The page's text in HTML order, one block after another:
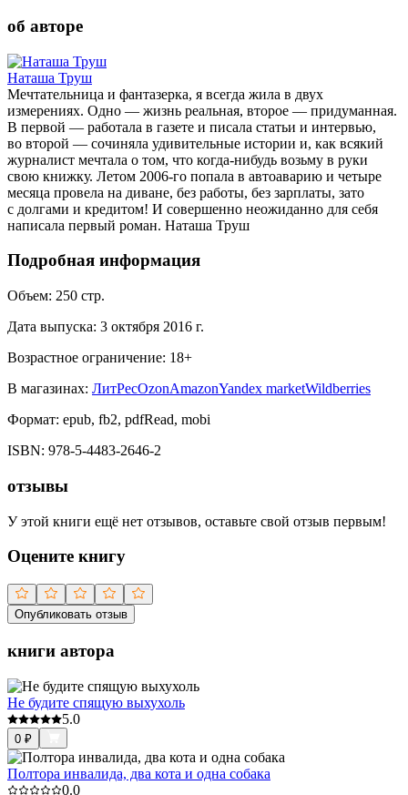
об авторе
Наташа Труш
Мечтательница и фантазерка, я всегда жила в двух
измерениях. Одно — жизнь реальная, второе — придуманная.
В первой — работала в газете и писала статьи и интервью,
во второй — сочиняла удивительные истории и, как всякий
журналист мечтала о том, что когда-нибудь возьму в руки
свою книжку. Летом 2006-го попала в автоаварию и четыре
месяца провела на диване, без работы, без зарплаты, зато
с долгами и кредитом! И совершенно неожиданно для себя
написала первый роман. Наташа Труш
Подробная информация
Объем: 250 стр.
Дата выпуска: 3 октября 2016 г.
Возрастное ограничение: 18+
В магазинах: ЛитРесOzonAmazonYandex marketWildberries
Формат: epub, fb2, pdfRead, mobi
ISBN: 978-5-4483-2646-2
отзывы
У этой книги ещё нет отзывов, оставьте свой отзыв первым!
Оцените книгу
Опубликовать отзыв
книги автора
Не будите спящую выхухоль
5.0
0 ₽
Полтора инвалида, два кота и одна собака
0.0